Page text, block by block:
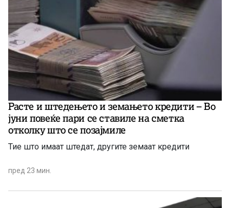
Расте и штедењето и земањето кредити – Во
јуни повеќе пари се ставиле на сметка
отколку што се позајмиле
Тие што имаат штедат, другите земаат кредити
пред 23 мин.